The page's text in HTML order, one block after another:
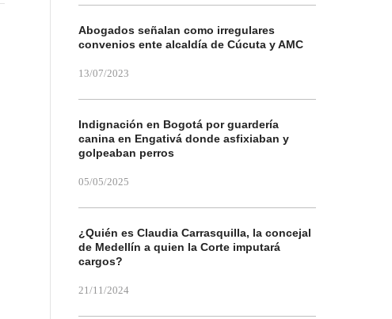
Abogados señalan como irregulares
convenios ente alcaldía de Cúcuta y AMC
13/07/2023
Indignación en Bogotá por guardería
canina en Engativá donde asfixiaban y
golpeaban perros
05/05/2025
¿Quién es Claudia Carrasquilla, la concejal
de Medellín a quien la Corte imputará
cargos?
21/11/2024